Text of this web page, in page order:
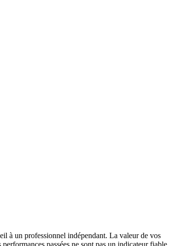
à un professionnel indépendant. La valeur de vos